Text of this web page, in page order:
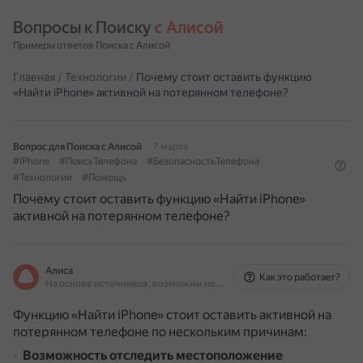
Вопросы к Поиску с Алисой
Примеры ответов Поиска с Алисой
Главная / Технологии / Почему стоит оставить функцию
«Найти iPhone» активной на потерянном телефоне?
Вопрос для Поиска с Алисой
7 марта
#IPhone
#ПоискТелефона
#БезопасностьТелефона
#Технологии
#Помощь
Почему стоит оставить функцию «Найти iPhone»
активной на потерянном телефоне?
Алиса
На основе источников, возможны неточности
Как это работает?
Функцию «Найти iPhone» стоит оставить активной на
потерянном телефоне по нескольким причинам:
Возможность отследить местоположение